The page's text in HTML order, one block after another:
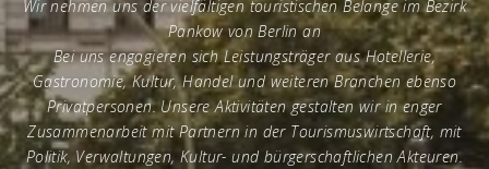
Wir nehmen uns der vielfältigen touristischen Belange im Bezirk
Pankow von Berlin an
Bei uns engagieren sich Leistungsträger aus Hotellerie,
Gastronomie, Kultur, Handel und weiteren Branchen ebenso
Privatpersonen. Unsere Aktivitäten gestalten wir in enger
Zusammenarbeit mit Partnern in der Tourismuswirtschaft, mit
Politik, Verwaltungen, Kultur- und bürgerschaftlichen Akteuren.